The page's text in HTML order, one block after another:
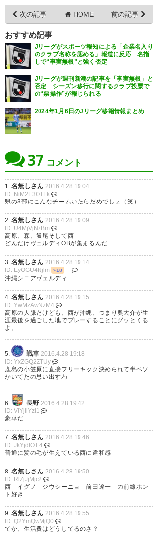
沖縄SVに西紀寛加入とな‼︎ 高原
直泰、飯尾一慶、森勇介、西紀
寛 いつしかのヴェルディ化笑 ま
ぁナオヒロタカハラが誘ってる
んだろうけど普通に練習や試合
観に行きたいw
— 旅人 (kf13j21)
沖縄SVは元ヴェルディの選手多
いな
月 28
えっ、元ジュビロの西紀寛が沖
縄に、久々にこの名前聞いた。
まだ現役でしたか。
— tj-v_bm.n_ncoss.t_js (ji_cm)
2016, 4月 28
沖縄SVめちゃ豪華
— 槍魔栗之助@我が征くはJの大
海 (takeo__mf)2016, 4月 28
西、沖縄かよ。 がんばれよ。
— やん (yanbaruyanyan)2016,
4月 28
次の記事 HOME 前の記事
おすすめ記事
Jリーグがスポーツ報知による「企業名入り
のクラブ名称を認める」報道に反応 名指
しで“事実無根”と強く否定
Jリーグが週刊新潮の記事を「事実無根」と
否定 シーズン移行に関するクラブ投票で
の“票操作”が報じられる
2024年1月6日のJリーグ移籍情報まとめ
37 コメント
1. 名無しさん 2016.4.28 19:04
ID: NiM2E3OTFk
県の3部にこんなチームいたらだめでしょ（笑）
2. 名無しさん 2016.4.28 19:09
ID: U4MjVjNzBm
高原、森、飯尾そして西
どんだけヴェルディOBが集まるんだ
3. 名無しさん 2016.4.28 19:14
ID: EyOGU4Njlm
>18
沖縄シニアヴェルディ
4. 名無しさん 2016.4.28 19:15
ID: YwMzAwNzM4
高原の人脈だけども、西が沖縄、つまり奥大介が生
涯最後を過ごした地でプレーすることにグッとくる
よ。
5. 戦車 2016.4.28 19:18
ID: YxZGQ2ZTUy
鹿島の小笠原に直接フリーキック決められて半ベソ
かいてたの思い出すわ
6. 長野 2016.4.28 19:42
ID: VlYjllYzI1
豪華だ
7. 名無しさん 2016.4.28 19:46
ID: JkYjdlOTI4
普通に髪の毛が生えている西に違和感
8. 名無しさん 2016.4.28 19:50
ID: RlZjJjMjc2
西 イグノ ジウシーニョ 前田遼一 の前線ホン
ト好き
9. 名無しさん 2016.4.28 19:55
ID: Q2YmQwMjQ0
てか、生活費はどうしてるのさ？